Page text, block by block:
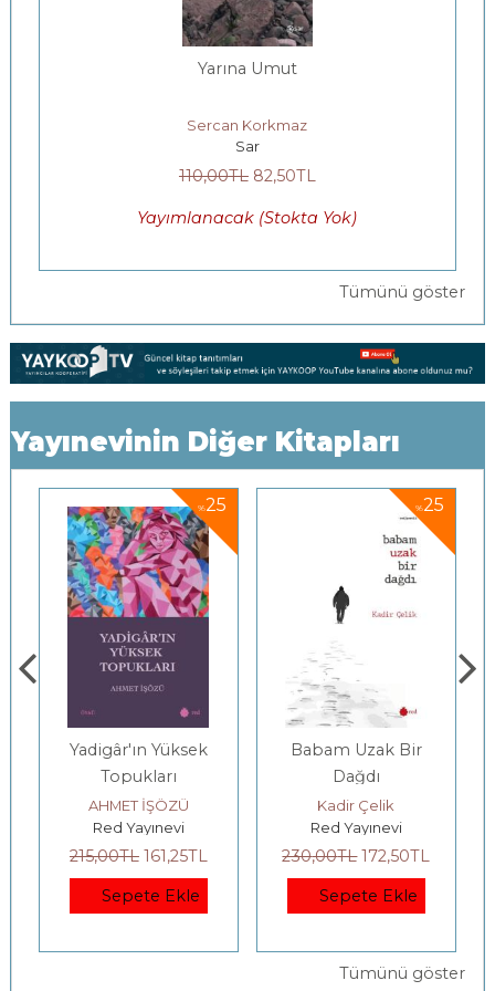
Yarına Umut
Sercan Korkmaz
Sar
110,00TL 82,50TL
Yayımlanacak (Stokta Yok)
Tümünü göster
Yayınevinin Diğer Kitapları
%25
Yadigâr'ın Yüksek
Topukları
AHMET İŞÖZÜ
Red Yayınevi
215,00TL 161 ,25TL
Sepete Ekle
%25
Babam Uzak Bir
Dağdı
Kadir Çelik
Red Yayınevi
230,00TL 172,50TL
Sepete Ekle
Tümünü göster